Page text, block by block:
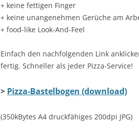
+ keine fettigen Finger
+ keine unangenehmen Gerüche am
+ food-like Look-And-Feel
Einfach den nachfolgenden Link
fertig. Schneller als jeder Pizza-Service!
> Pizza-Bastelbogen (download)
(350kBytes A4 druckfähiges 200dpi JPG)